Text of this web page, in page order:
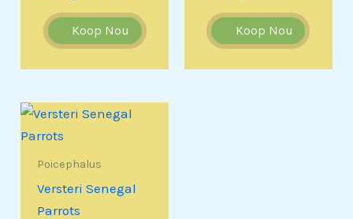
Koop Nou Koop Nou
Poicephalus
Versteri Senegal
Parrots